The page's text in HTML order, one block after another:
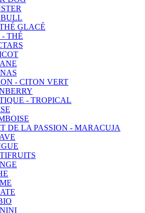
GLACÉ
THÉ
- CITON VERT
- TROPICAL
DE LA PASSION - MARACUJA